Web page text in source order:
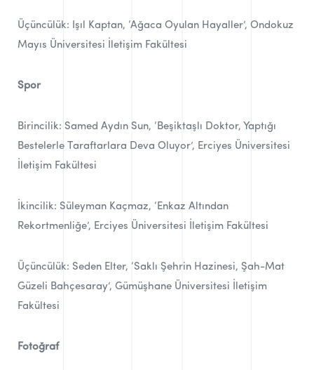
Üçüncülük: Işıl Kaptan, ‘Ağaca Oyulan Hayaller’, Ondokuz
Mayıs Üniversitesi İletişim Fakültesi
Spor
Birincilik: Samed Aydın Sun, ‘Beşiktaşlı Doktor, Yaptığı
Bestelerle Taraftarlara Deva Oluyor’, Erciyes Üniversitesi
İletişim Fakültesi
İkincilik: Süleyman Kaçmaz, ‘Enkaz Altından
Rekortmenliğe’, Erciyes Üniversitesi İletişim Fakültesi
Üçüncülük: Seden Elter, ‘Saklı Şehrin Hazinesi, Şah-Mat
Güzeli Bahçesaray’, Gümüşhane Üniversitesi İletişim
Fakültesi
Fotoğraf